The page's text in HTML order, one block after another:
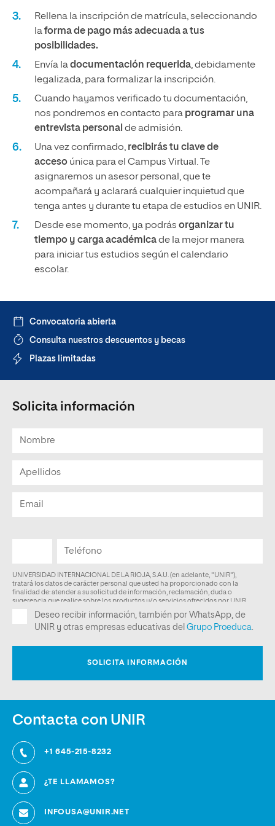
Rellena la inscripción de matrícula, seleccionando
laforma de pago más adecuada a tus
posibilidades.
Envía ladocumentación requerida, debidamente
legalizada, para formalizar la inscripción.
Cuando hayamos verificado tu documentación,
nos pondremos en contacto para programar una
entrevista personal de admisión.
Una vez confirmado, recibirás tu clave de
acceso única para el Campus Virtual. Te
asignaremos un asesor personal, que te
acompañará y aclarará cualquier inquietud que
tenga antes y durante tu etapa de estudios en UNIR.
Desde ese momento, ya podrás organizar tu
tiempo y carga académicade la mejor manera
para iniciar tus estudios según el calendario
escolar.
Convocatoria abierta
Consulta nuestros descuentos y becas
Plazas limitadas
Solicita información
Contacta con UNIR
+1 645-215-8232
¿TE LLAMAMOS?
INFOUSA@UNIR.NET